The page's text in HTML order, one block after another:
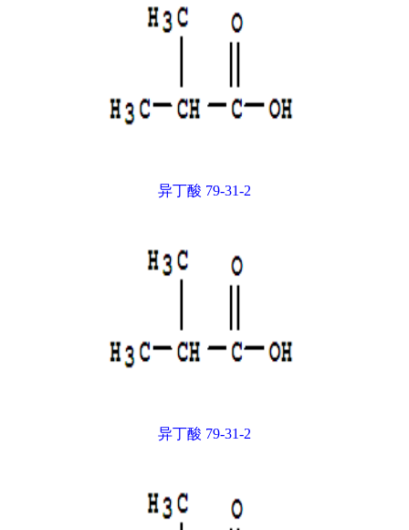
异丁酸 79-31-2
异丁酸 79-31-2